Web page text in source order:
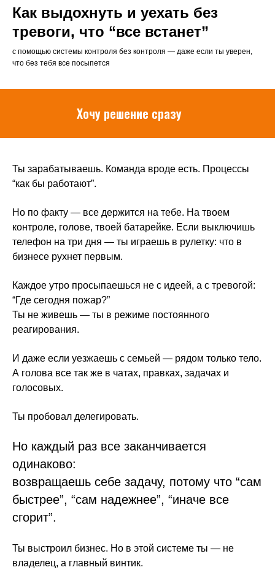
Как выдохнуть и уехать без
тревоги, что “все встанет”
с помощью системы контроля без контроля — даже если ты уверен,
что без тебя все посыпется
Хочу решение сразу
Ты зарабатываешь. Команда вроде есть. Процессы
“как бы работают”.
Но по факту — все держится на тебе. На твоем
контроле, голове, твоей батарейке. Если выключишь
телефон на три дня — ты играешь в рулетку: что в
бизнесе рухнет первым.
Каждое утро просыпаешься не с идеей, а с тревогой:
“Где сегодня пожар?”
Ты не живешь — ты в режиме постоянного
реагирования.
И даже если уезжаешь с семьей — рядом только тело.
А голова все так же в чатах, правках, задачах и
голосовых.
Ты пробовал делегировать.
Но каждый раз все заканчивается
одинаково:
возвращаешь себе задачу, потому что “сам
быстрее”, “сам надежнее”, “иначе все
сгорит”.
Ты выстроил бизнес. Но в этой системе ты — не
владелец, а главный винтик.